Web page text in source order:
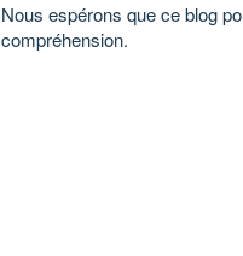
Nous espérons que ce blog
compréhension.